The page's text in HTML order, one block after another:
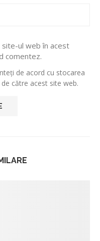
site-ul web în acest
comentez.
de acord cu stocarea
către acest site web.